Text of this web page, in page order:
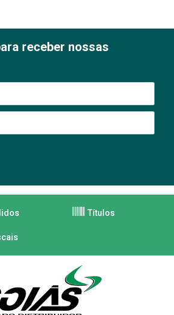
receber nossas
Títulos